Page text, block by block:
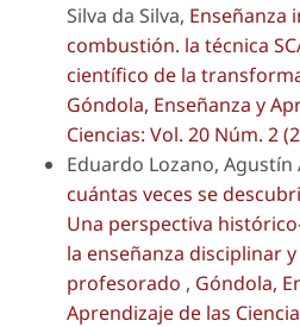
Silva da Silva, Enseñanza
combustión. la técnica
científico de la
Góndola, Enseñanza y
Ciencias: Vol. 20 Núm. 2
Eduardo Lozano, Agustín
cuántas veces se
Una perspectiva
la enseñanza disciplinar
profesorado , Góndola,
Aprendizaje de las